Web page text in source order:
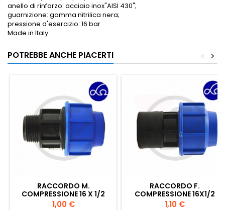
anello di rinforzo: acciaio inox"AISI 430";
guarnizione: gomma nitrilica nera;
pressione d'esercizio: 16 bar
Made in Italy
POTREBBE ANCHE PIACERTI >
<
RACCORDO M.
COMPRESSIONE 16 X 1/2
PN16
Prezzo
1,00 €
RACCORDO F.
COMPRESSIONE 16X1/2
PN16
Prezzo
1,10 €